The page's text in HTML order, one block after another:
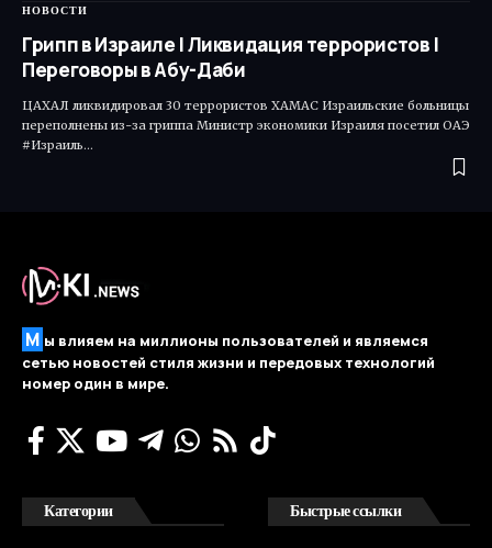
НОВОСТИ
Грипп в Израиле | Ликвидация террористов |
Переговоры в Абу-Даби
ЦАХАЛ ликвидировал 30 террористов ХАМАС Израильские больницы
переполнены из-за гриппа Министр экономики Израиля посетил ОАЭ
#Израиль…
М ы влияем на миллионы пользователей и являемся
сетью новостей стиля жизни и передовых технологий
номер один в мире.
Категории Быстрые ссылки